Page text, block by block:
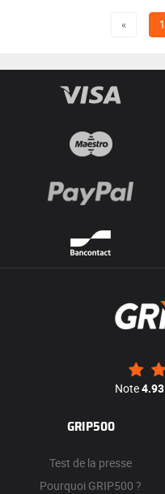
« 1
Note4.93
GRIP500
Test de la presse
Pourquoi GRIP500 ?